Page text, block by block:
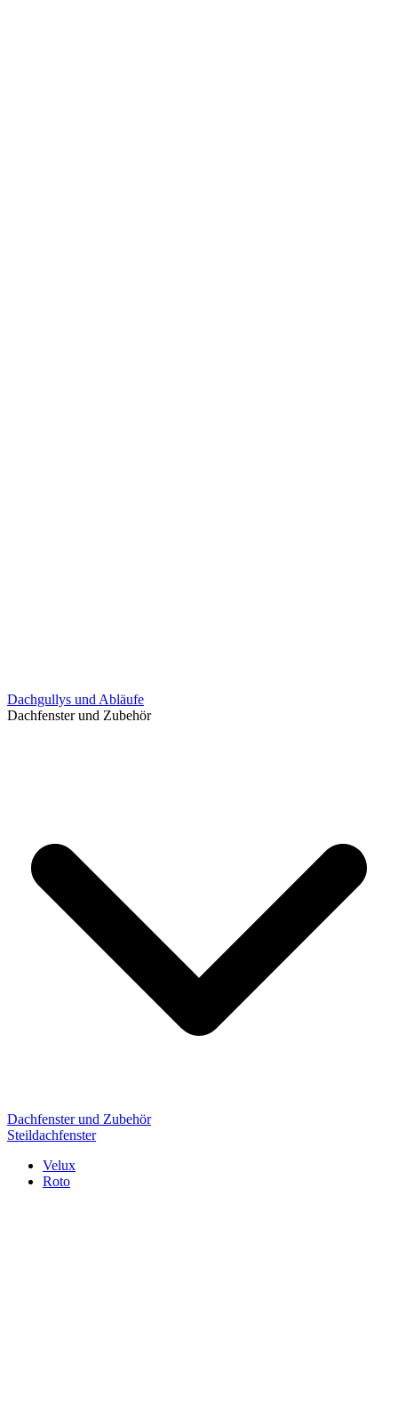
Dachgullys und Abläufe
Dachfenster und Zubehör
Dachfenster und Zubehör
Steildachfenster
Velux
Roto